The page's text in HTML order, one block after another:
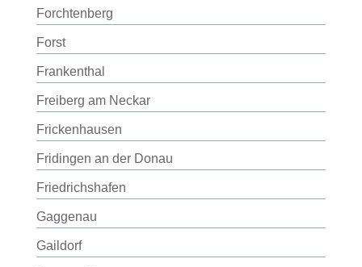
Forchtenberg
Forst
Frankenthal
Freiberg am Neckar
Frickenhausen
Fridingen an der Donau
Friedrichshafen
Gaggenau
Gaildorf